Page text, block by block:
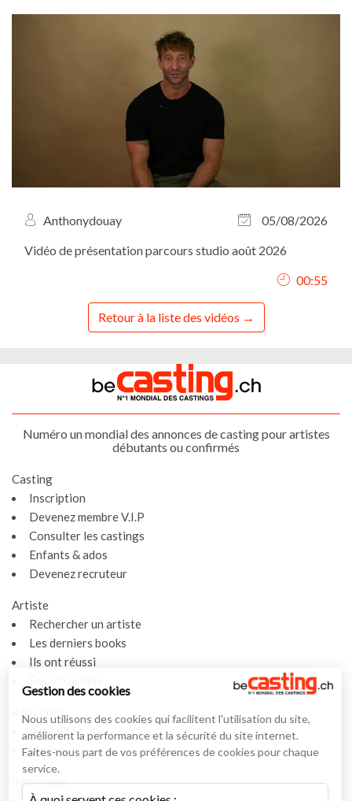
Anthonydouay
05/08/2026
Vidéo de présentation parcours studio août 2026
00:55
Retour à la liste des vidéos
Numéro un mondial des annonces de casting pour artistes
débutants ou confirmés
Casting
Inscription
Devenez membre V.I.P
Consulter les castings
Enfants & ados
Devenez recruteur
Artiste
Rechercher un artiste
Les derniers books
Ils ont réussi
Actualités
Actualités
Vidéos
Interviews
Gestion des cookies
Nous utilisons des cookies qui facilitent l'utilisation du site,
améliorent la performance et la sécurité du site internet.
Faites-nous part de vos préférences de cookies pour chaque
service.